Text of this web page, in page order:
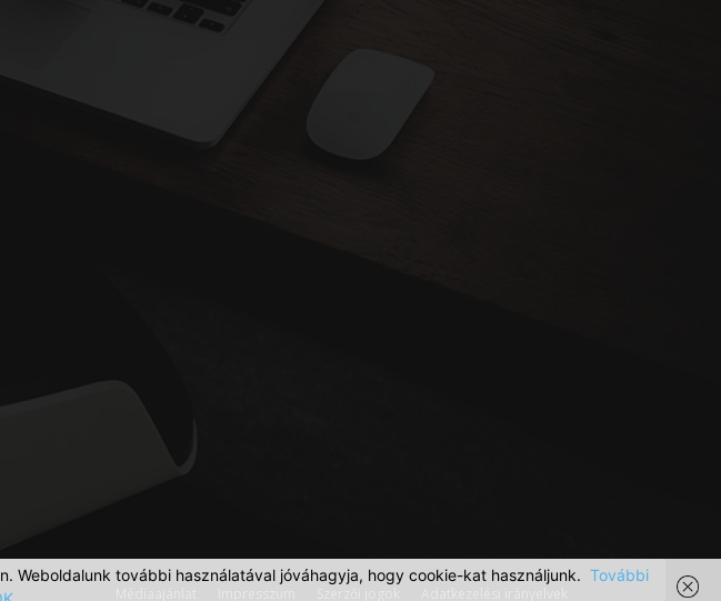
Weboldalunk további használatával jóváhagyja, hogy cookie-kat használjunk. További